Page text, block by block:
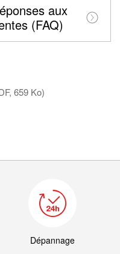
aux
(FAQ)
659 Ko)
Dépannage